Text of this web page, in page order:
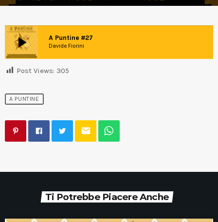
play_arrow A Puntine #27
Davide Fiorini
Post Views: 305
A PUNTINE
email
Ti Potrebbe Piacere Anche